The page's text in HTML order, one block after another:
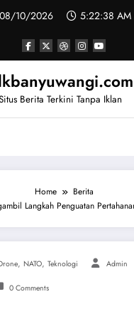
08/10/2026 5:22:39 AM
Berita Terkini Tanpa Iklan
Home
Berita
Langkah Penguatan
, NATO, Teknologi Admin
0 Comments